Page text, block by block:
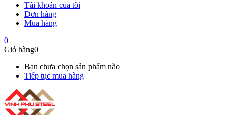
Tài khoản của tôi
Đơn hàng
Mua hàng
0
Giỏ hàng0
Bạn chưa chọn sản phẩm nào
Tiếp tục mua hàng